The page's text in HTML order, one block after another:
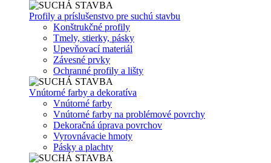
Profily a príslušenstvo pre suchú stavbu
Konštrukčné profily
Tmely, stierky, pásky
Upevňovací materiál
Závesné prvky
Ochranné profily a lišty
Vnútorné farby a dekoratíva
Vnútorné farby
Vnútorné farby na problémové povrchy
Dekoračná úprava povrchov
Vyrovnávacie hmoty
Pásky a plachty